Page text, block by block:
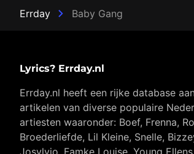
Errday Baby Gang
Lyrics? Errday.nl
Errday.nl heeft een rijke database
artikelen van diverse populaire
artiesten waaronder: Boef, Frenna,
Broederliefde, Lil Kleine, Snelle,
Josylvio, Famke Louise, Young Ellens